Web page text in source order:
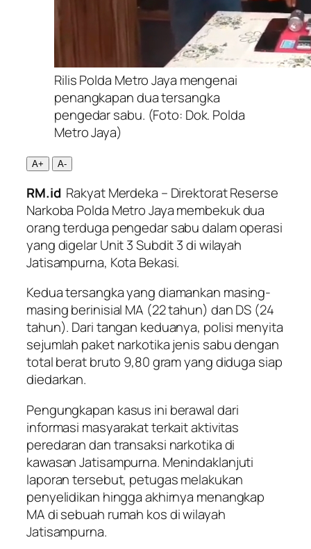
Rilis Polda Metro Jaya mengenai
penangkapan dua tersangka
pengedar sabu. (Foto: Dok. Polda
Metro Jaya)
A+ A-
RM.idRakyat Merdeka – Direktorat Reserse
Narkoba Polda Metro Jaya membekuk dua
orang terduga pengedar sabu dalam operasi
yang digelar Unit 3 Subdit 3 di wilayah
Jatisampurna, Kota Bekasi.
Kedua tersangka yang diamankan masing-
masing berinisial MA (22 tahun) dan DS (24
tahun). Dari tangan keduanya, polisi menyita
sejumlah paket narkotika jenis sabu dengan
total berat bruto 9,80 gram yang diduga siap
diedarkan.
Pengungkapan kasus ini berawal dari
informasi masyarakat terkait aktivitas
peredaran dan transaksi narkotika di
kawasan Jatisampurna. Menindaklanjuti
laporan tersebut, petugas melakukan
penyelidikan hingga akhirnya menangkap
MA di sebuah rumah kos di wilayah
Jatisampurna.